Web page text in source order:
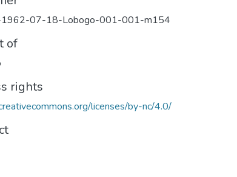
07-18-Lobogo-001-001-m154
of
rights
licenses/by-nc/4.0/